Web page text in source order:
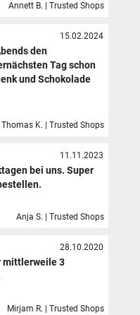
Annett B. | Trusted Shops
15.02.2024
den
Tag schon
und Schokolade
Thomas K. | Trusted Shops
11.11.2023
bei uns. Super
Anja S. | Trusted Shops
28.10.2020
mittlerweile 3
Mirjam R. | Trusted Shops